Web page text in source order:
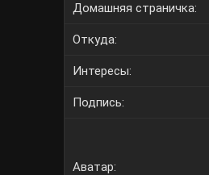
Домашняя страничка:
Откуда:
Интересы:
Подпись:
Аватар: